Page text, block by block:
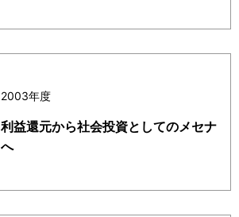
2003年度
利益還元から社会投資としてのメセナ
へ